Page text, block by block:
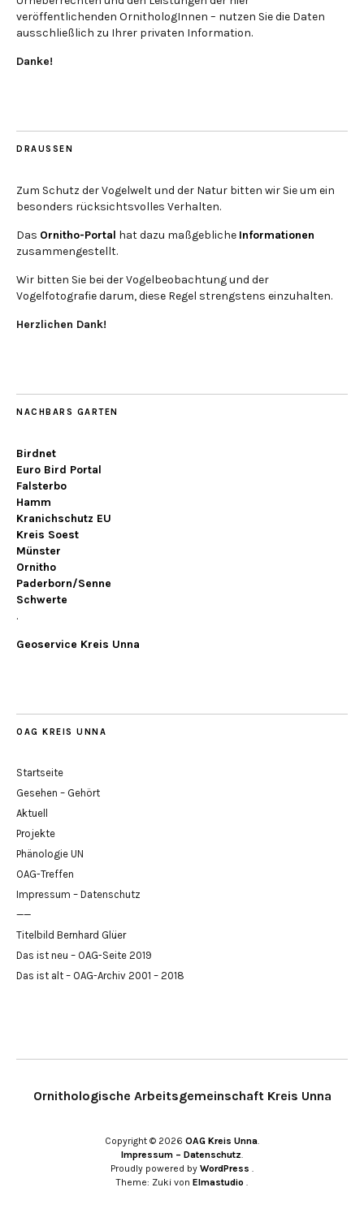
veröffentlichenden OrnithologInnen – nutzen Sie die Daten
ausschließlich zu Ihrer privaten Information.
Danke!
DRAUSSEN
Zum Schutz der Vogelwelt und der Natur bitten wir Sie um ein
besonders rücksichtsvolles Verhalten.
Das Ornitho-Portal hat dazu maßgebliche Informationen
zusammengestellt.
Wir bitten Sie bei der Vogelbeobachtung und der
Vogelfotografie darum, diese Regel strengstens einzuhalten.
Herzlichen Dank!
NACHBARS GARTEN
Birdnet
Euro Bird Portal
Falsterbo
Hamm
Kranichschutz EU
Kreis Soest
Münster
Ornitho
Paderborn/Senne
Schwerte
.
Geoservice Kreis Unna
OAG KREIS UNNA
Startseite
Gesehen – Gehört
Aktuell
Projekte
Phänologie UN
OAG-Treffen
Impressum – Datenschutz
——
Titelbild Bernhard Glüer
Das ist neu – OAG-Seite 2019
Das ist alt – OAG-Archiv 2001 – 2018
Ornithologische Arbeitsgemeinschaft Kreis Unna
Copyright © 2026 OAG Kreis Unna
Impressum – Datenschutz
Proudly powered by WordPress
Theme: Zuki von Elmastudio